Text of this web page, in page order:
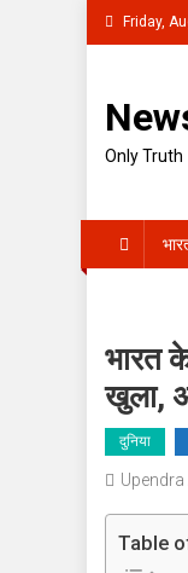
Skip
to
Friday,
Only Truth
भारत
खुला,
दुनिया
Upendra
Table